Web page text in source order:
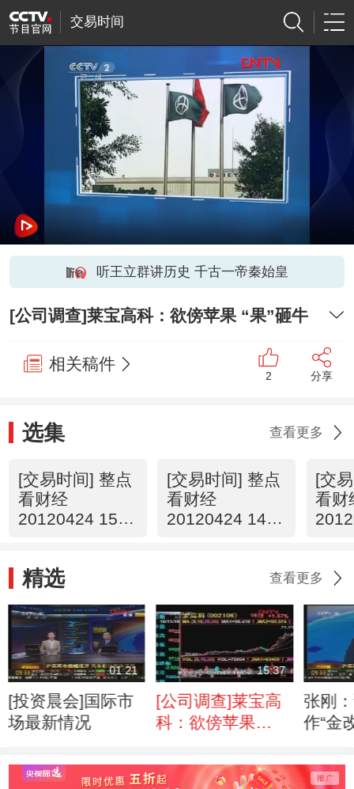
交易时间
听王立群讲历史 千古一帝秦始皇
[公司调查]莱宝高科：欲傍苹果 “果”砸牛
相关稿件
2 分享
选集 查看更多
[交易时间] 整点
看财经
20120424 15：
[交易时间] 整点
看财经
20120424 14：
[交
看财
精选 查看更多
01:21
[投资晨会]国际市
场最新情况
15:37
[公司调查]莱宝高
科：欲傍苹果
张刚
作“金